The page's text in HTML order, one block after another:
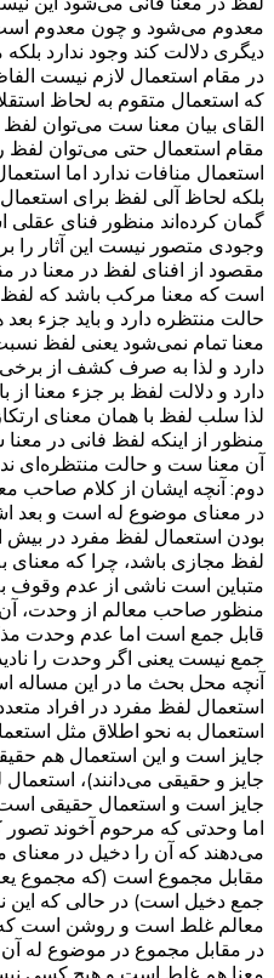
معدوم می‌شود و چون معدوم است
دیگری دلالت کند وجود ندارد
در مقام استعمال لازم نیست
که استعمال متقوم به لحاظ
القای بیان معنا ست می‌توان لفظ
مقام استعمال حتی می‌توان لفظ
استعمال منافات ندارد اما
بلکه لحاظ آلی لفظ برای
گمان کرده‌اند منظور فنای
وجودی متصور نیست این آثار را
مقصود از افنای لفظ در معنا در
است که معنا مرکب باشد که لفظ
حالت منتظره دارد و باید جزء
معنا تمام نمی‌شود یعنی لفظ
دارد و لذا به صرف کشف از
دارد و دلالت لفظ بر جزء معنا
لذا سلب لفظ با همان معنای
منظور از اینکه لفظ فانی در
آن معنا ست و حالت منتظره‌ای
دوم: آنچه ایشان از کلام صاحب
در معنای موضوع له است و بعد
بودن استعمال لفظ مفرد در بیش
لفظ مجازی باشد، چرا که معنای
متباین است ناشی از عدم وقوف
منظور صاحب معالم از وحدت،
قابل جمع است اما عدم وحدت
جمع نیست یعنی اگر وحدت را
آنچه محل بحث ما در این مساله
استعمال لفظ مفرد در افراد
استعمال به نحو اطلاق مثل
جایز است و این استعمال هم
جایز و حقیقی می‌دانند)،
جایز است و استعمال حقیقی
اما وحدتی که مرحوم آخوند
می‌دهند که آن را دخیل در
مقابل مجموع است‌ (که مجموع
جمع دخیل است) در حالی که
معالم غلط است و روشن است
در مقابل مجموع در موضوع له